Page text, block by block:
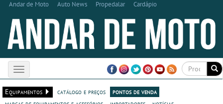
Andar de Moto Auto News Propedalar Cardápio
Toggle
navigation
Equipamentos
catálogo e preços
pontos de venda